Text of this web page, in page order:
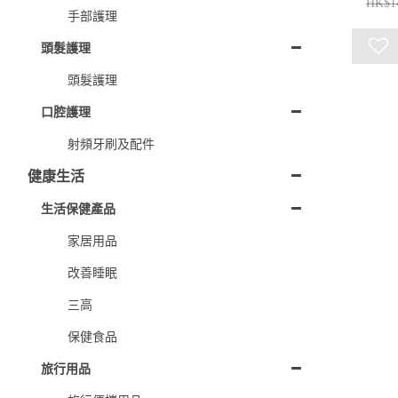
手部護理
頭髮護理
頭髮護理
口腔護理
射頻牙刷及配件
健康生活
生活保健產品
家居用品
改善睡眠
三高
保健食品
旅行用品